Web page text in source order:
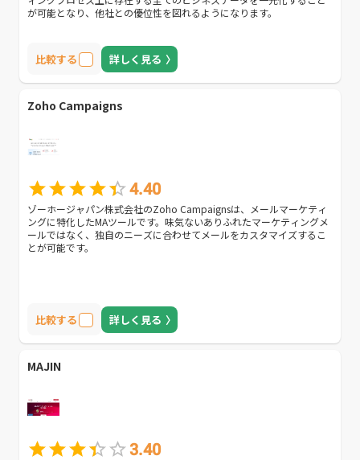
が可能となり、他社との優位性を図れるようになります。
比較する 詳しく見る
Zoho Campaigns
4.40
ゾーホージャパン株式会社のZoho Campaignsは、メールマーケティ
ングに特化したMAツールです。味気ないありふれたマーケティングメ
ールではなく、独自のニーズに合わせてメールをカスタマイズするこ
とが可能です。
比較する 詳しく見る
MAJIN
3.40